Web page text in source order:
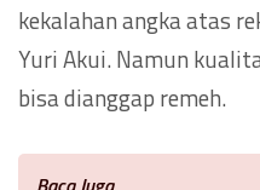
kekalahan angka atas
Yuri Akui. Namun
bisa dianggap remeh.